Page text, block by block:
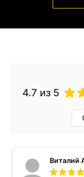
4.7 из 5
Виталий